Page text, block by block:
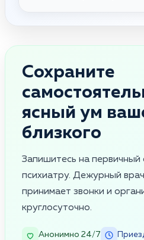
Сохраните
ясный ум
близкого
Запишитесь на
психиатру. Дежурный
принимает звонки и
круглосуточно.
Анонимно 24/7